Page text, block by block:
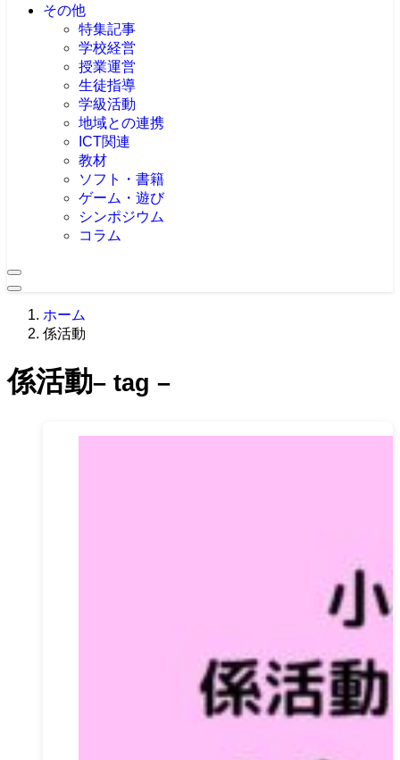
その他
特集記事
学校経営
授業運営
生徒指導
学級活動
地域との連携
ICT関連
教材
ソフト・書籍
ゲーム・遊び
シンポジウム
コラム
ホーム
係活動
係活動– tag –